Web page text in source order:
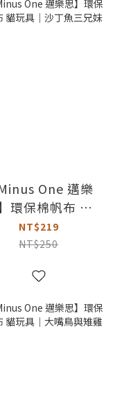
Minus One 邁樂
環保棉帆布 貓
具｜沙丁魚三兄
妹
NT$219
NT$250